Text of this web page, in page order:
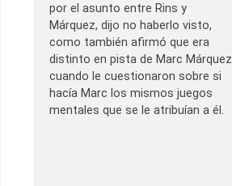
por el asunto entre Rins y
Márquez, dijo no haberlo visto,
como también afirmó que era
distinto en pista de Marc Márquez
cuando le cuestionaron sobre si
hacía Marc los mismos juegos
mentales que se le atribuían a él.